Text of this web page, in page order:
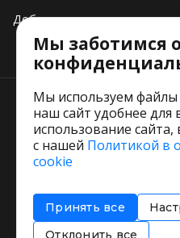
Добавить свое заведение
Тарифы
Соглашение об
Политика
Мы заботимся
Мы используем файлы
наш сайт удобнее для
использование сайта,
с нашей Политикой в
cookie
Принять все
Отклонить все